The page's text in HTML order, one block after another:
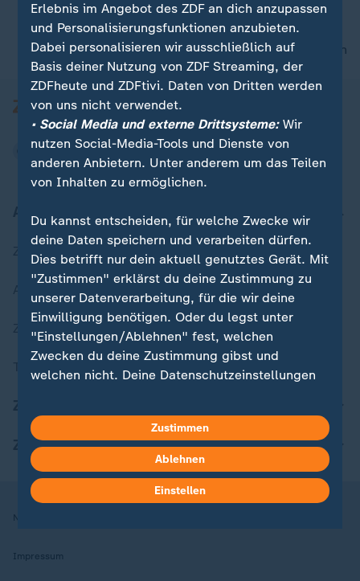
nach oben
Aktuell bei ZDFheute
Zuletzt veröffentlicht
Aktuelle Sendungs-Videos
ZDFheute Stories
Themen im Überblick
ZDFheute Apps
Nutzungsbedingungen
Impressum
Erlebnis im Angebot des ZDF an dich anzupassen
und Personalisierungsfunktionen anzubieten.
Dabei personalisieren wir ausschließlich auf
Basis deiner Nutzung von ZDF Streaming, der
ZDFheute und ZDFtivi. Daten von Dritten werden
von uns nicht verwendet.
• Social Media und externe Drittsysteme:Wir
nutzen Social-Media-Tools und Dienste von
anderen Anbietern. Unter anderem um das Teilen
von Inhalten zu ermöglichen.
Du kannst entscheiden, für welche Zwecke wir
deine Daten speichern und verarbeiten dürfen.
Dies betrifft nur dein aktuell genutztes Gerät. Mit
"Zustimmen" erklärst du deine Zustimmung zu
unserer Datenverarbeitung, für die wir deine
Einwilligung benötigen. Oder du legst unter
"Einstellungen/Ablehnen" fest, welchen
Zwecken du deine Zustimmung gibst und
welchen nicht. Deine Datenschutzeinstellungen
in deinen Einstellungen widerrufen oder ändern.
Hier findest du das Impressum.
Weitere Informationen findest du in unserer
Datenschutzerklärung.
Zustimmen
Ablehnen
Einstellen